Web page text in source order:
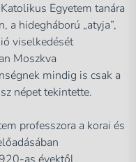
Egyetem tanára
a hidegháború „atyja”,
viselkedését
Moszkva
mindig is csak a
népet tekintette.
professzora a korai és